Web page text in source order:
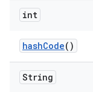
int
hashCode()
String